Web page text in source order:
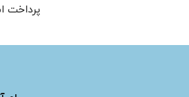
پرداخت